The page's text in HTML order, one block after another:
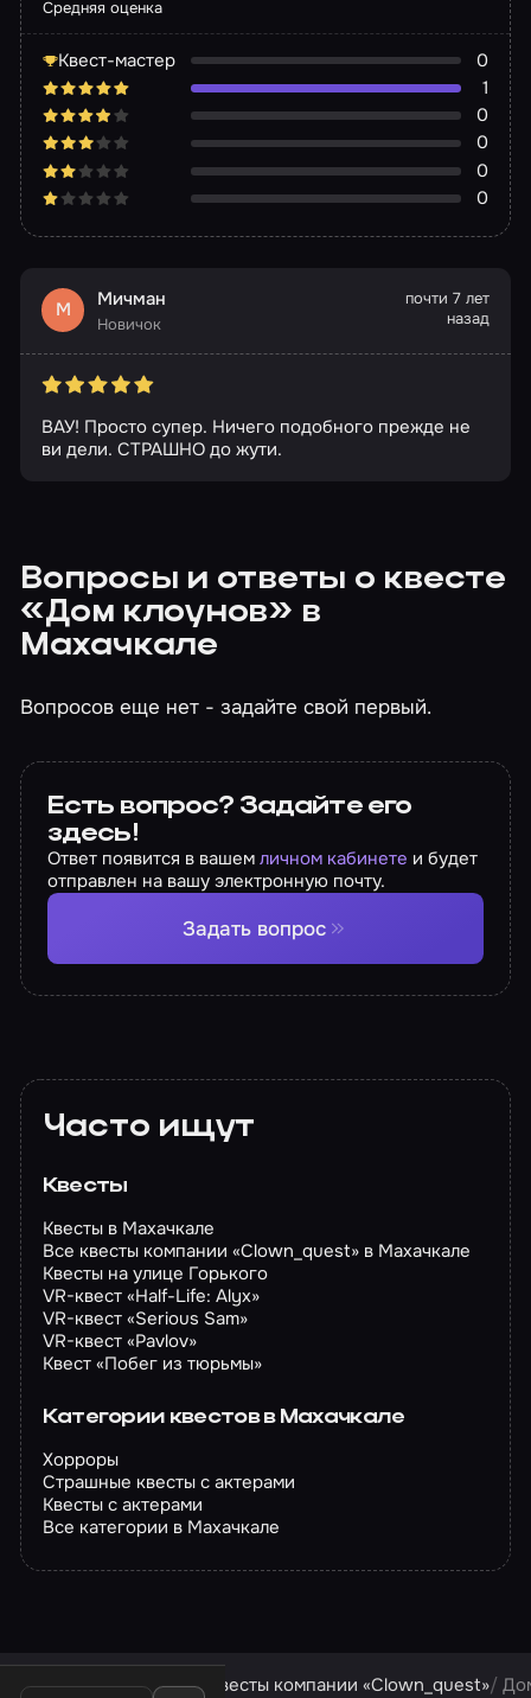
Средняя оценка
Квест-мастер
0
1
0
0
0
0
М Мичман
Новичок
почти 7 лет
назад
ВАУ! Просто супер. Ничего подобного прежде не
ви дели. СТРАШНО до жути.
Вопросы и ответы о квесте
«Дом клоунов» в
Махачкале
Вопросов еще нет - задайте свой первый.
Есть вопрос? Задайте его
здесь!
Ответ появится в вашем личном кабинете и будет
отправлен на вашу электронную почту.
Задать вопрос
Часто ищут
Квесты
Квесты в Махачкале
Все квесты компании «Clown_quest» в Махачкале
Квесты на улице Горького
VR-квест «Half-Life: Alyx»
VR-квест «Serious Sam»
VR-квест «Pavlov»
Квест «Побег из тюрьмы»
Категории квестов в Махачкале
Хорроры
Страшные квесты с актерами
Квесты с актерами
Все категории в Махачкале
Квесты в Махачкале Квесты компании «Clown_quest»